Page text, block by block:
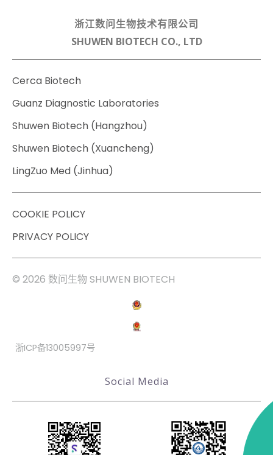
浙江数问生物技术有限公司
SHUWEN BIOTECH CO., LTD
Cerca Biotech
Guanz Diagnostic Laboratories
Shuwen Biotech (Hangzhou)
Shuwen Biotech (Xuancheng)
LingZuo Med (Jinhua)
COOKIE POLICY
PRIVACY POLICY
© 2026 数问生物 SHUWEN BIOTECH
浙ICP备13005997号
Social Media